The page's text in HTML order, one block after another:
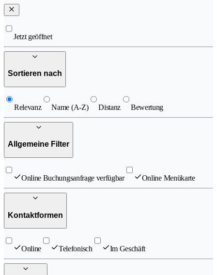
Jetzt geöffnet
Sortieren nach
Relevanz Name (A-Z) Distanz Bewertung
Allgemeine Filter
Online Buchungsanfrage verfügbar Online Menükarte
Kontaktformen
Online Telefonisch Im Geschäft